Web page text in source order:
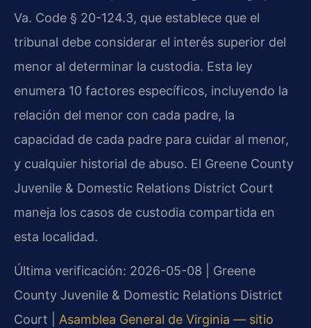
Va. Code § 20-124.3, que establece que el
tribunal debe considerar el interés superior del
menor al determinar la custodia. Esta ley
enumera 10 factores específicos, incluyendo la
relación del menor con cada padre, la
capacidad de cada padre para cuidar al menor,
y cualquier historial de abuso. El Greene County
Juvenile & Domestic Relations District Court
maneja los casos de custodia compartida en
esta localidad.
Última verificación: 2026-05-08 | Greene
County Juvenile & Domestic Relations District
Court | Asamblea General de Virginia — sitio